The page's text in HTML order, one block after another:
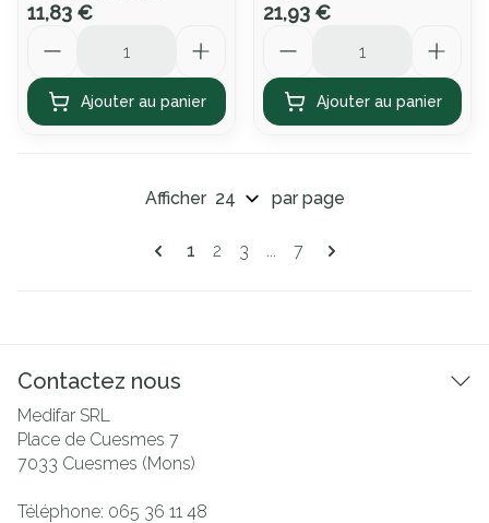
11,83 €
Ajouter au panier
21,93 €
Ajouter au panier
Pages
Vous lisez actuellement la page
1 Page
2 Page
3 ... Page
7
Afficher par page
Contactez nous
Medifar SRL
Place de Cuesmes 7
7033 Cuesmes (Mons)
Téléphone: 065 36 11 48